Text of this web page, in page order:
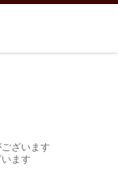
ざいます
ます